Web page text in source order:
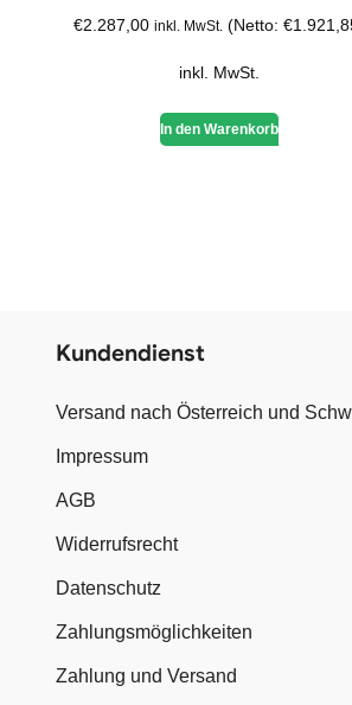
€2.287,00 inkl. MwSt. (Netto: €
inkl. MwSt.
In den Warenkorb
Kundendienst
Versand nach Österreich und
Impressum
AGB
Widerrufsrecht
Datenschutz
Zahlungsmöglichkeiten
Zahlung und Versand